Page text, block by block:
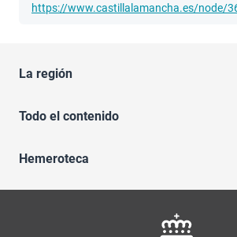
https://www.castillalamancha.es/node/
La región
Todo el contenido
Hemeroteca